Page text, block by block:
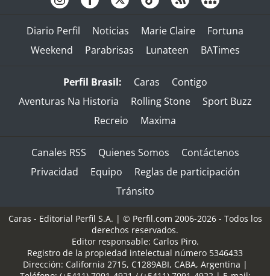
Diario Perfil Noticias Marie Claire
Fortuna
Weekend
Parabrisas Lunateen BATimes
Perfil Brasil: Caras
Contigo
Aventuras Na Historia
Rolling Stone
Sport Buzz
Recreio
Maxima
Canales RSS Quienes Somos
Contáctenos
Privacidad
Equipo
Reglas de participación
Tránsito
Caras - Editorial Perfil S.A. | © Perfil.com 2006-2026 - Todos los
derechos reservados.
Editor responsable: Carlos Piro.
Registro de la propiedad intelectual número 5346433
Dirección: California 2715, C1289ABI, CABA, Argentina |